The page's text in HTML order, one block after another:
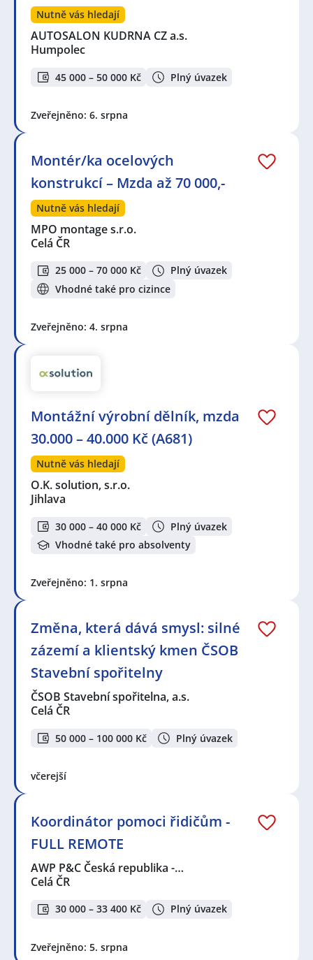
Nutně vás hledají
AUTOSALON KUDRNA CZ a.s.
Humpolec
45 000 – 50 000 Kč Plný úvazek
Zveřejněno: 6. srpna
Montér/ka ocelových
konstrukcí – Mzda až 70 000,-
Nutně vás hledají
MPO montage s.r.o.
Celá ČR
25 000 – 70 000 Kč
Plný úvazek
Vhodné také pro cizince
Zveřejněno: 4. srpna
Montážní výrobní dělník, mzda
30.000 – 40.000 Kč (A681)
Nutně vás hledají
O.K. solution, s.r.o.
Jihlava
30 000 – 40 000 Kč
Plný úvazek
Vhodné také pro absolventy
Zveřejněno: 1. srpna
Změna, která dává smysl: silné
zázemí a klientský kmen ČSOB
Stavební spořitelny
ČSOB Stavební spořitelna, a.s.
Celá ČR
50 000 – 100 000 Kč Plný úvazek
včerejší
Koordinátor pomoci řidičům -
FULL REMOTE
AWP P&C Česká republika -…
Celá ČR
30 000 – 33 400 Kč Plný úvazek
Zveřejněno: 5. srpna